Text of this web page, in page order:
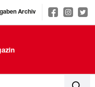
Archiv